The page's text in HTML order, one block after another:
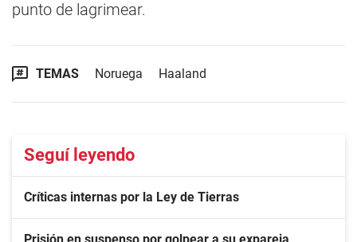
punto de lagrimear.
TEMAS Noruega Haaland
Seguí leyendo
Críticas internas por la Ley de Tierras